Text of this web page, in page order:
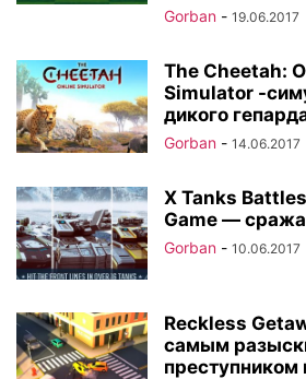
Gorban - 19.06.2017
The Cheetah:
Simulator -
дикого
Gorban - 14.06.2017
X Tanks
Game —
Gorban - 10.06.2017
Reckless
самым
преступником